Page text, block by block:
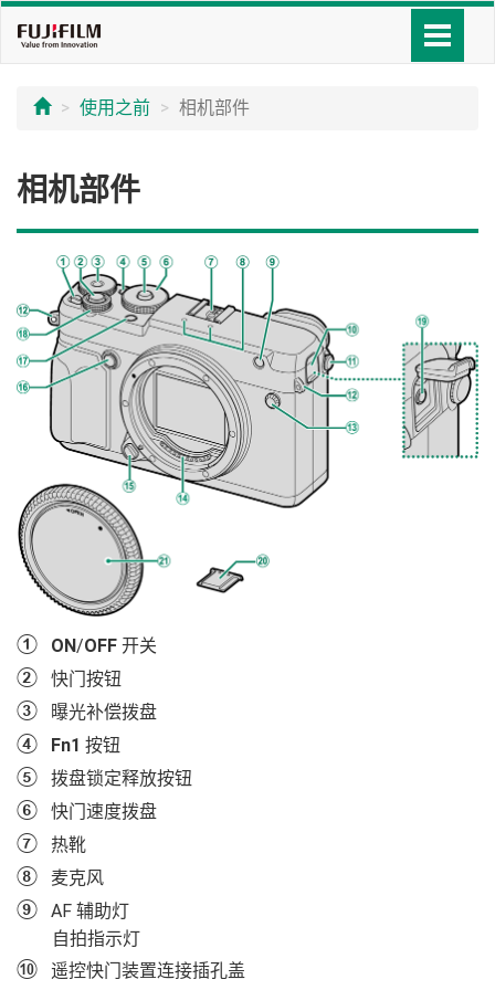
使用之前 相机部件
相机部件
A ON/OFF 开关
B 快门按钮
C 曝光补偿拨盘
D Fn1 按钮
E 拨盘锁定释放按钮
F 快门速度拨盘
G 热靴
H 麦克风
I
AF 辅助灯
自拍指示灯
J 遥控快门装置连接插孔盖